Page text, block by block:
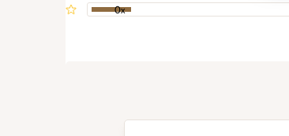
0x